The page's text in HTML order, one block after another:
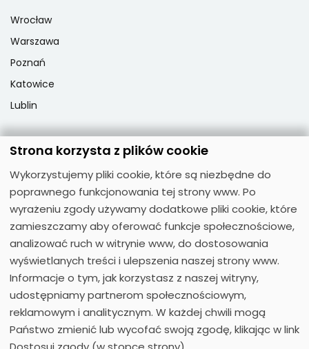
Wrocław
Warszawa
Poznań
Katowice
Lublin
Popularne przedmioty
Język angielski
Język niemiecki
Język hiszpański
Język francuski
Język włoski
Język rosyjski
Strona korzysta z plików cookie
Wykorzystujemy pliki cookie, które są niezbędne do
poprawnego funkcjonowania tej strony www. Po
wyrażeniu zgody używamy dodatkowe pliki cookie, które
zamieszczamy aby oferować funkcje społecznościowe,
analizować ruch w witrynie www, do dostosowania
wyświetlanych treści i ulepszenia naszej strony www.
Informacje o tym, jak korzystasz z naszej witryny,
udostępniamy partnerom społecznościowym,
reklamowym i analitycznym. W każdej chwili mogą
Państwo zmienić lub wycofać swoją zgodę, klikając w link